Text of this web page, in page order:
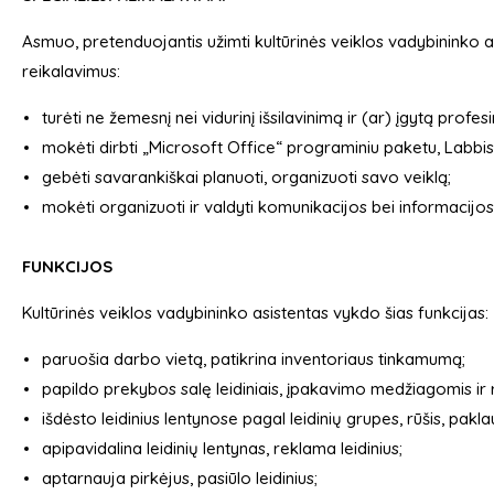
Asmuo, pretenduojantis užimti kultūrinės veiklos vadybininko
reikalavimus:
turėti ne žemesnį nei vidurinį išsilavinimą ir (ar) įgytą
mokėti dirbti „Microsoft Office“ programiniu paketu,
gebėti savarankiškai planuoti, organizuoti savo veiklą;
mokėti organizuoti ir valdyti komunikacijos bei
FUNKCIJOS
Kultūrinės veiklos vadybininko asistentas vykdo šias funkcijas:
paruošia darbo vietą, patikrina inventoriaus tinkamumą;
papildo prekybos salę leidiniais, įpakavimo medžiagomis
išdėsto leidinius lentynose pagal leidinių grupes, rūšis,
apipavidalina leidinių lentynas, reklama leidinius;
aptarnauja pirkėjus, pasiūlo leidinius;